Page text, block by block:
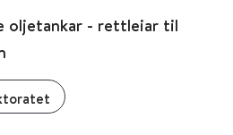
oljetankar - rettleiar til